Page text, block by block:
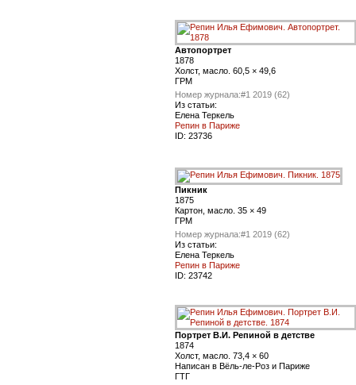
Автопортрет
1878
Холст, масло. 60,5 × 49,6
ГРМ
Номер журнала:#1 2019 (62)
Из статьи:
Елена Теркель
Репин в Париже
ID: 23736
Пикник
1875
Картон, масло. 35 × 49
ГРМ
Номер журнала:#1 2019 (62)
Из статьи:
Елена Теркель
Репин в Париже
ID: 23742
Портрет В.И. Репиной в детстве
1874
Холст, масло. 73,4 × 60
Написан в Вёль-ле-Роз и Париже
ГТГ